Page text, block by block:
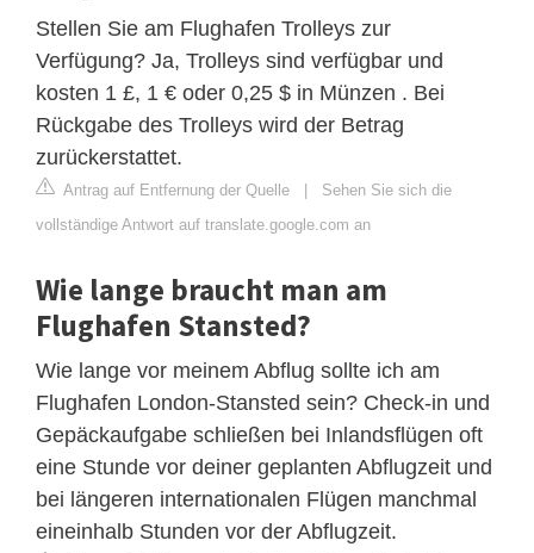
Stellen Sie am Flughafen Trolleys zur
Verfügung? Ja, Trolleys sind verfügbar und
kosten 1 £, 1 € oder 0,25 $ in Münzen . Bei
Rückgabe des Trolleys wird der Betrag
zurückerstattet.
Antrag auf Entfernung der Quelle | Sehen Sie sich die
vollständige Antwort auf translate.google.com an
Wie lange braucht man am
Flughafen Stansted?
Wie lange vor meinem Abflug sollte ich am
Flughafen London-Stansted sein? Check-in und
Gepäckaufgabe schließen bei Inlandsflügen oft
eine Stunde vor deiner geplanten Abflugzeit und
bei längeren internationalen Flügen manchmal
eineinhalb Stunden vor der Abflugzeit.